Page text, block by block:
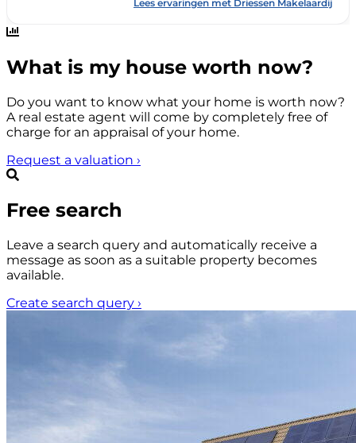
What is my house worth now?
Do you want to know what your home is worth now?
A real estate agent will come by completely free of
charge for an appraisal of your home.
Request a valuation ›
Free search
Leave a search query and automatically receive a
message as soon as a suitable property becomes
available.
Create search query ›